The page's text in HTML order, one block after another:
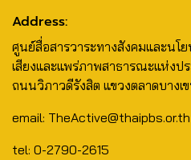
Address:
ศูนย์สื่อสารวาระทางสังคมและนโ
เสียงและแพร่ภาพสาธารณะแห่งป
ถนนวิภาวดีรังสิต แขวงตลาดบางเ
email: TheActive@thaipbs.or.th
tel: 0-2790-2615